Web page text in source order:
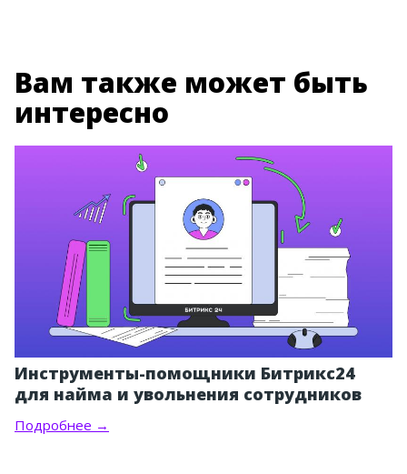
Вам также может быть
интересно
Инструменты-помощники Битрикс24
для найма и увольнения сотрудников
Подробнее →